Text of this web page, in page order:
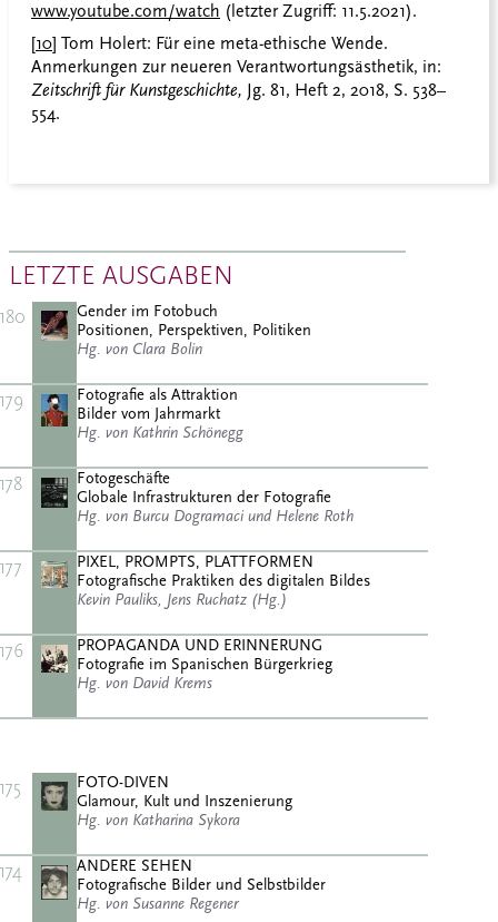
www.youtube.com/watch (letzter Zugriff: 11.5.2021).
[10] Tom Holert: Für eine meta-ethische Wende.
Anmerkungen zur neueren Verantwortungsästhetik, in:
Zeitschrift für Kunstgeschichte, Jg. 81, Heft 2, 2018, S. 538–
554.
LETZTE AUSGABEN
180
Gender im Fotobuch
Positionen, Perspektiven, Politiken
Hg. von Clara Bolin
179
Fotografie als Attraktion
Bilder vom Jahrmarkt
Hg. von Kathrin Schönegg
178
Fotogeschäfte
Globale Infrastrukturen der Fotografie
Hg. von Burcu Dogramaci und Helene Roth
177
PIXEL, PROMPTS, PLATTFORMEN
Fotografische Praktiken des digitalen Bildes
Kevin Pauliks, Jens Ruchatz (Hg.)
176
PROPAGANDA UND ERINNERUNG
Fotografie im Spanischen Bürgerkrieg
Hg. von David Krems
175
FOTO-DIVEN
Glamour, Kult und Inszenierung
Hg. von Katharina Sykora
174
ANDERE SEHEN
Fotografische Bilder und Selbstbilder
Hg. von Susanne Regener